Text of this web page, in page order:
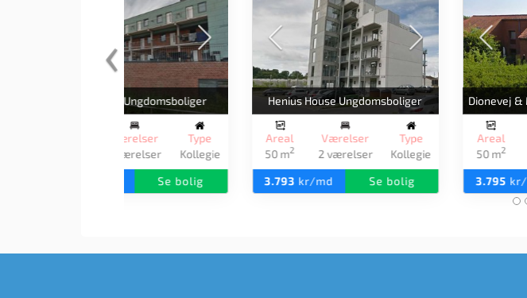
Ramblaen Ungdomsboliger
Areal
50 m
Værelser
2 værelser
Type
Kollegie
3.936kr/md Se bolig
Katedralen Ungdomsboliger
Areal
50 m
Værelser
2 værelser
Type
Kollegie
4.039kr/md Se bolig
‹